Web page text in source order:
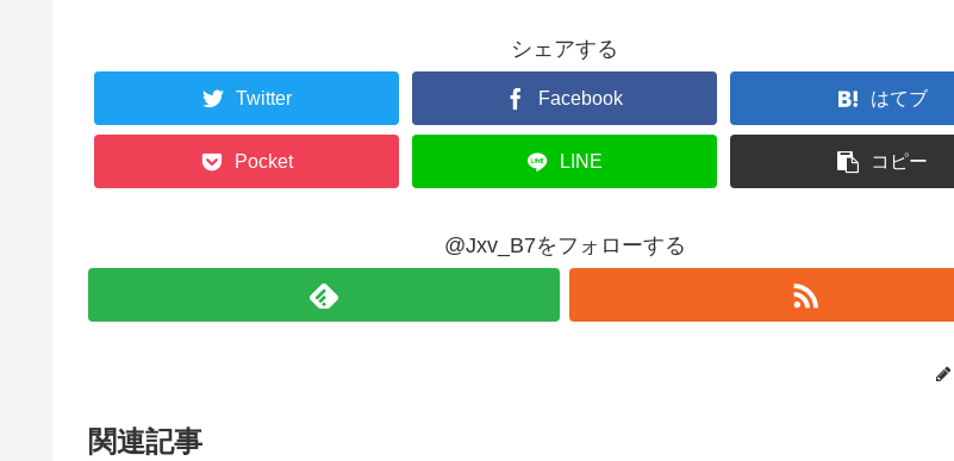
シェアする
Twitter Facebook はてブ
Pocket LINE コピー
@Jxv_B7をフォローする
関連記事